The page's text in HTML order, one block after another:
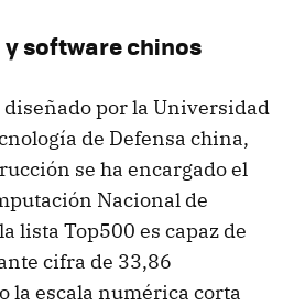
software chinos
por la Universidad
de Defensa china,
se ha encargado el
Nacional de
lista Top500 es capaz de
cifra de 33,86
la escala numérica corta